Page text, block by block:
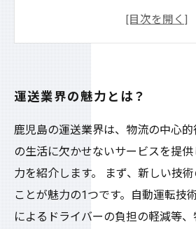
採用情報も要チェック！運送
これが未来だ！テクノロジー
開に注目
運送業界の魅力とは？
鹿児島の運送業界は、物流の中心
の生活に欠かせないサービスを提
力を紹介します。 まず、新しい技
ことが魅力の1つです。自動運転技
によるドライバーの負担の軽減等